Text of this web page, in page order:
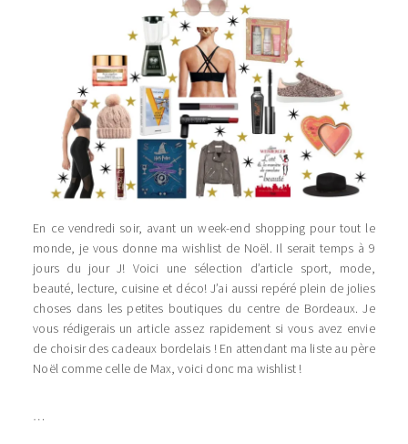
En ce vendredi soir, avant un week-end shopping pour tout le
monde, je vous donne ma wishlist de Noël. Il serait temps à 9
jours du jour J! Voici une sélection d’article sport, mode,
beauté, lecture, cuisine et déco! J’ai aussi repéré plein de jolies
choses dans les petites boutiques du centre de Bordeaux. Je
vous rédigerais un article assez rapidement si vous avez envie
de choisir des cadeaux bordelais ! En attendant ma liste au père
Noël comme celle de Max, voici donc ma wishlist !
…